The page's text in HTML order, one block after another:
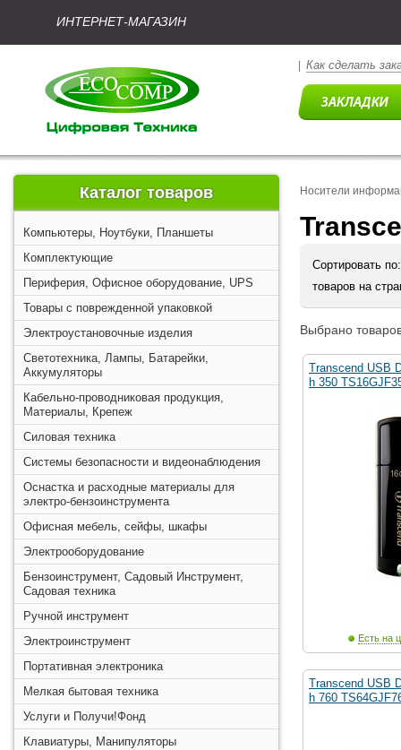
ИНТЕРНЕТ-МАГАЗИН
Как сделать
Каталог товаров
Компьютеры, Ноутбуки, Планшеты
Комплектующие
Периферия, Офисное оборудование, UPS
Товары с поврежденной упаковкой
Электроустановочные изделия
Светотехника, Лампы, Батарейки,
Аккумуляторы
Кабельно-проводниковая продукция,
Материалы, Крепеж
Силовая техника
Системы безопасности и видеонаблюдения
Оснастка и расходные материалы для
электро-бензоинструмента
Офисная мебель, сейфы, шкафы
Электрооборудование
Бензоинструмент, Садовый Инструмент,
Садовая техника
Ручной инструмент
Электроинструмент
Портативная электроника
Мелкая бытовая техника
Услуги и Получи!Фонд
Клавиатуры, Манипуляторы
Носители
Сортировать
товаров на
Выбрано
Transcend USB
h 350
Есть на
Transcend USB
h 760